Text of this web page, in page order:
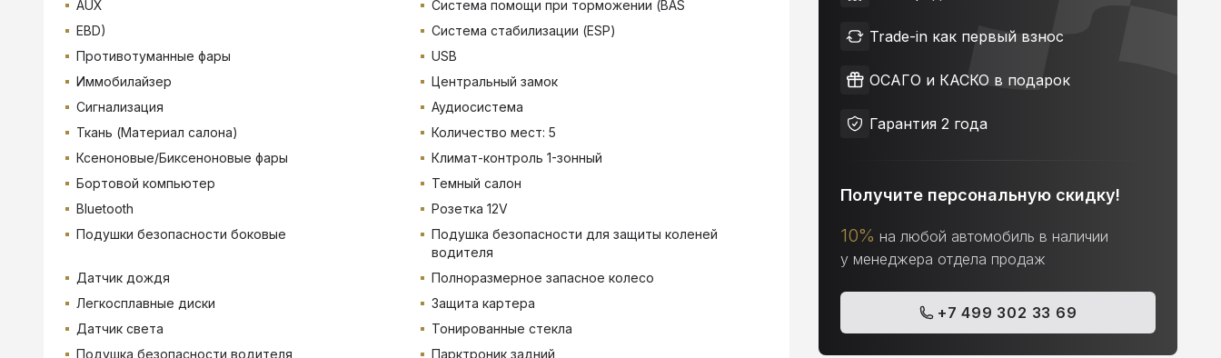
AUX
Система помощи при торможении (BAS
EBD)
Система стабилизации (ESP)
Противотуманные фары
USB
Иммобилайзер
Центральный замок
Сигнализация
Аудиосистема
Ткань (Материал салона)
Количество мест: 5
Ксеноновые/Биксеноновые фары
Климат-контроль 1-зонный
Бортовой компьютер
Темный салон
Bluetooth
Розетка 12V
Подушки безопасности боковые
Подушка безопасности для защиты коленей
водителя
Датчик дождя
Полноразмерное запасное колесо
Легкосплавные диски
Защита картера
Датчик света
Тонированные стекла
Подушка безопасности водителя
Парктроник задний
Trade-in как первый взнос
ОСАГО и КАСКО в подарок
Гарантия 2 года
Получите персональную скидку!
10% на любой автомобиль в наличии
у менеджера отдела продаж
+7 499 302 33 69